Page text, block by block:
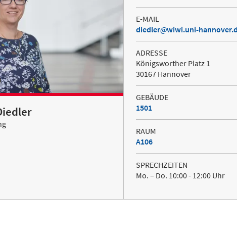
E-MAIL
diedler
wiwi.uni-
ADRESSE
Königsworther Platz 1
30167 Hannover
GEBÄUDE
1501
RAUM
A106
SPRECHZEITEN
Mo. – Do. 10:00 - 12:00 Uhr